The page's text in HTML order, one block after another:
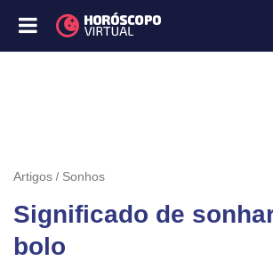
Artigos Sonhos
Significado de
bolo